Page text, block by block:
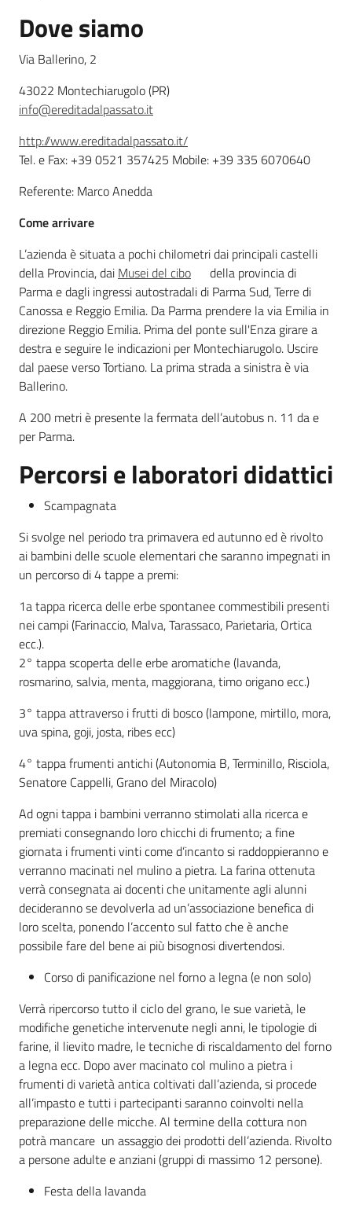
Leggi atti bandi
Piani programmi
progetti
Dove siamo
Via Ballerino, 2
43022 Montechiarugolo (PR)
info@ereditadalpassato.it
http://www.ereditadalpassato.it/
Tel. e Fax: +39 0521 357425 Mobile: +39 335 6070640
Referente: Marco Anedda
Come arrivare
L’azienda è situata a pochi chilometri dai principali castelli
della Provincia, dai Musei del cibo
della provincia di
Parma e dagli ingressi autostradali di Parma Sud, Terre di
Canossa e Reggio Emilia. Da Parma prendere la via Emilia in
direzione Reggio Emilia. Prima del ponte sull'Enza girare a
destra e seguire le indicazioni per Montechiarugolo. Uscire
dal paese verso Tortiano. La prima strada a sinistra è via
Ballerino.
A 200 metri è presente la fermata dell’autobus n. 11 da e
per Parma.
Percorsi e laboratori didattici
Scampagnata
Si svolge nel periodo tra primavera ed autunno ed è rivolto
ai bambini delle scuole elementari che saranno impegnati in
un percorso di 4 tappe a premi:
1a tappa ricerca delle erbe spontanee commestibili presenti
nei campi (Farinaccio, Malva, Tarassaco, Parietaria, Ortica
ecc.).
2° tappa scoperta delle erbe aromatiche (lavanda,
rosmarino, salvia, menta, maggiorana, timo origano ecc.)
3° tappa attraverso i frutti di bosco (lampone, mirtillo, mora,
uva spina, goji, josta, ribes ecc)
4° tappa frumenti antichi (Autonomia B, Terminillo, Risciola,
Senatore Cappelli, Grano del Miracolo)
Ad ogni tappa i bambini verranno stimolati alla ricerca e
premiati consegnando loro chicchi di frumento; a fine
giornata i frumenti vinti come d’incanto si raddoppieranno e
verranno macinati nel mulino a pietra. La farina ottenuta
verrà consegnata ai docenti che unitamente agli alunni
decideranno se devolverla ad un’associazione benefica di
loro scelta, ponendo l’accento sul fatto che è anche
possibile fare del bene ai più bisognosi divertendosi.
Corso di panificazione nel forno a legna (e non solo)
Verrà ripercorso tutto il ciclo del grano, le sue varietà, le
modifiche genetiche intervenute negli anni, le tipologie di
farine, il lievito madre, le tecniche di riscaldamento del forno
a legna ecc. Dopo aver macinato col mulino a pietra i
frumenti di varietà antica coltivati dall’azienda, si procede
all’impasto e tutti i partecipanti saranno coinvolti nella
preparazione delle micche. Al termine della cottura non
potrà mancare un assaggio dei prodotti dell’azienda. Rivolto
a persone adulte e anziani (gruppi di massimo 12 persone).
Festa della lavanda